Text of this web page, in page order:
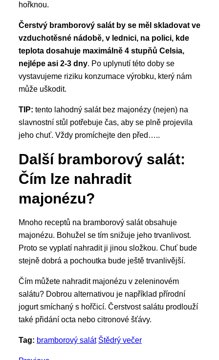
hořknou.
Čerstvý bramborový salát by se měl skladovat ve
vzduchotěsné nádobě, v lednici, na polici, kde
teplota dosahuje maximálně 4 stupňů Celsia,
nejlépe asi 2-3 dny. Po uplynutí této doby se
vystavujeme riziku konzumace výrobku, který nám
může uškodit.
TIP: tento lahodný salát bez majonézy (nejen) na
slavnostní stůl potřebuje čas, aby se plně projevila
jeho chuť. Vždy promíchejte den před…..
Další bramborový salát:
Čím lze nahradit
majonézu?
Mnoho receptů na bramborový salát obsahuje
majonézu. Bohužel se tím snižuje jeho trvanlivost.
Proto se vyplatí nahradit ji jinou složkou. Chuť bude
stejně dobrá a pochoutka bude ještě trvanlivější.
Čím můžete nahradit majonézu v zeleninovém
salátu? Dobrou alternativou je například přírodní
jogurt smíchaný s hořčicí. Čerstvost salátu prodlouží
také přidání octa nebo citronové šťávy.
Tag: bramborový salát Štědrý večer